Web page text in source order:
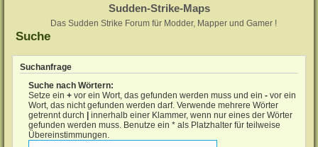
Sudden-Strike-Maps
Das Sudden Strike Forum für Modder, Mapper und Gamer !
Suche
Suchanfrage
Suche nach Wörtern:
Setze ein+ vor ein Wort, das gefunden werden muss und ein- vor ein
Wort, das nicht gefunden werden darf. Verwende mehrere Wörter
getrennt durch
innerhalb einer Klammer, wenn nur eines der Wörter
gefunden werden muss. Benutze ein * als Platzhalter für teilweise
Übereinstimmungen.